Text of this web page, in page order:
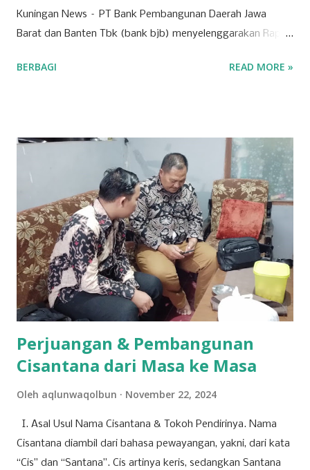
Kuningan News – PT Bank Pembangunan Daerah Jawa
Barat dan Banten Tbk (bank bjb) menyelenggarakan Rapat
2025 pada Selasa (28/4/2026). Rapat berlangsung secara
yang mengedepankan prinsip tata kelola perusahaan yang
baik, bank bjb mengundang seluruh pemegang saham
untuk turut serta dalam forum strategis ini. RUPST menjadi
wadah penting dalam proses pengambilan keputusan yang
berdampak langsung pada arah dan pertumbuhan
perusahaan ke depan. Tujuh agenda utama telah disusun
untuk dibahas dan diputuskan dalam RUPST kali ini.
Agenda-agenda tersebut disusun berdasarkan peraturan
perundang-undangan, usulan pemegang saham utama,
serta kepentingan strategis korporasi dalam men...
BERBAGI READ MORE »
Perjuangan & Pembangunan
Cisantana dari Masa ke Masa
Oleh aqlunwaqolbun November 22, 2024
I. Asal Usul Nama Cisantana & Tokoh Pendirinya. Nama
Cisantana diambil dari bahasa pewayangan, yakni, dari kata
“Cis” dan “Santana”. Cis artinya keris, sedangkan Santana